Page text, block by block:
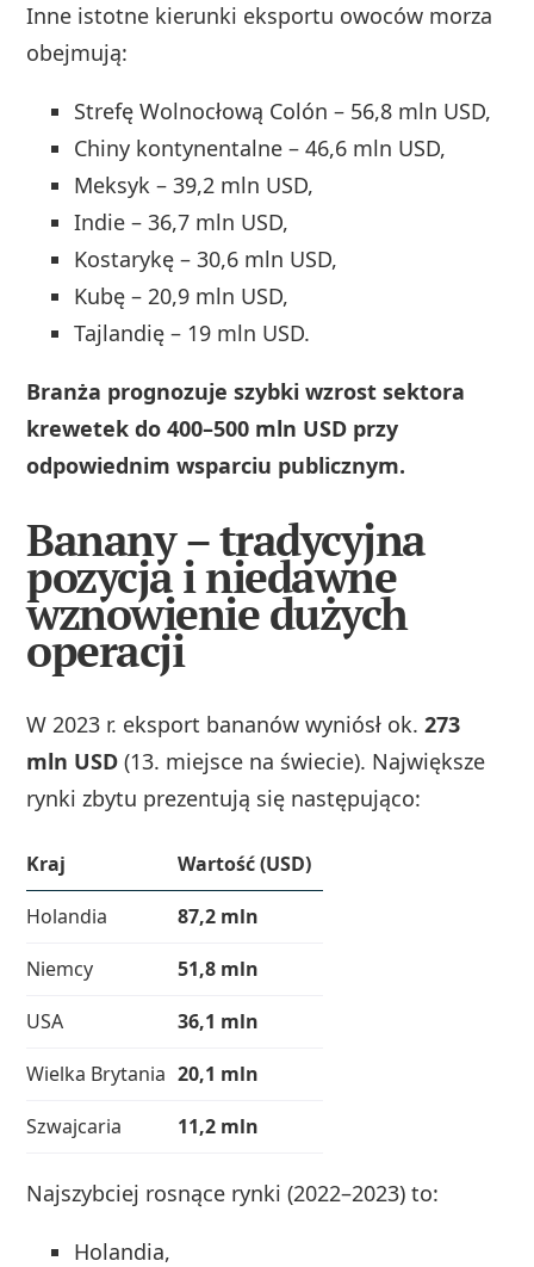
Inne istotne kierunki eksportu owoców morza
obejmują:
Strefę Wolnocłową Colón – 56,8 mln USD,
Chiny kontynentalne – 46,6 mln USD,
Meksyk – 39,2 mln USD,
Indie – 36,7 mln USD,
Kostarykę – 30,6 mln USD,
Kubę – 20,9 mln USD,
Tajlandię – 19 mln USD.
Branża prognozuje szybki wzrost sektora
krewetek do 400–500 mln USD przy
odpowiednim wsparciu publicznym.
Banany – tradycyjna
pozycja i niedawne
wznowienie dużych
operacji
W 2023 r. eksport bananów wyniósł ok.273
mln USD (13. miejsce na świecie). Największe
rynki zbytu prezentują się następująco:
Kraj
Wartość (USD)
Holandia
87,2 mln
Niemcy
51,8 mln
USA
36,1 mln
Wielka Brytania 20,1 mln
Szwajcaria
11,2 mln
Najszybciej rosnące rynki (2022–2023) to:
Holandia,